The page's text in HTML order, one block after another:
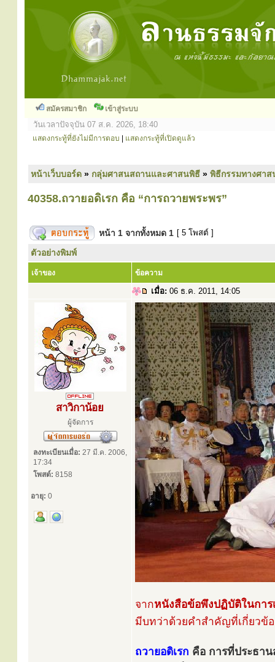
สมัครสมาชิก เข้าสู่ระบบ
วันเวลาปัจจุบัน 07 ส.ค. 2026, 18:40
แสดงกระทู้ที่ยังไม่มีการตอบ แสดงกระทู้ที่เปิดดูแล้ว
หน้าเว็บบอร์ด » กลุ่มศาสนสถานและศาสนพิธี » พิธีกรรมทางศา
40358.ถวายอดิเรก คือ “การถวายพระพร”
หน้า 1 จากทั้งหมด 1 [ 5 โพสต์ ]
ตัวอย่างพิมพ์
เจ้าของ ข้อความ
เมื่อ: 06 ธ.ค. 2011, 14:05
สาวิกาน้อย
ผู้จัดการ
ลงทะเบียนเมื่อ: 27 มี.ค. 2006,
17:34
โพสต์: 8158
อายุ: 0
จากหนังสือข้อพึงปฏิบัติในการ
มีบทว่าด้วยคำสำคัญที่เกี่ยวข้
ถวายอดิเรก คือ การที่ประธา